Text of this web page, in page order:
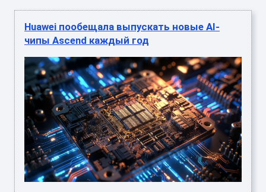
Huawei пообещала выпускать новые AI-
чипы Ascend каждый год